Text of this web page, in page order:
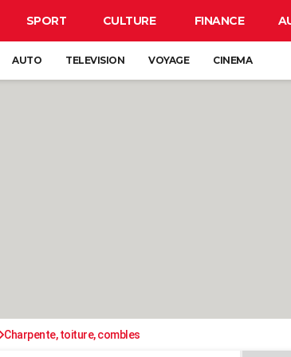
SPORT CULTURE FINANCE
AUTO TELEVISION VOYAGE CINEMA
Charpente, toiture, combles